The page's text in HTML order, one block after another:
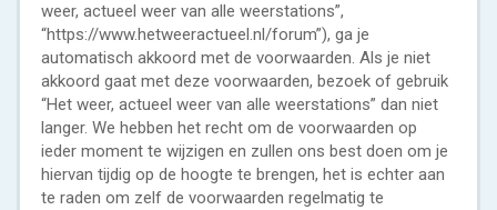
weer, actueel weer van alle weerstations”,
“https://www.hetweeractueel.nl/forum”), ga je
automatisch akkoord met de voorwaarden. Als je niet
akkoord gaat met deze voorwaarden, bezoek of gebruik
“Het weer, actueel weer van alle weerstations” dan niet
langer. We hebben het recht om de voorwaarden op
ieder moment te wijzigen en zullen ons best doen om je
hiervan tijdig op de hoogte te brengen, het is echter aan
te raden om zelf de voorwaarden regelmatig te